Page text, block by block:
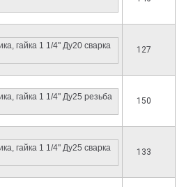
гайка 1 1/4" Ду20 сварка 127
гайка 1 1/4" Ду25 резьба 150
гайка 1 1/4" Ду25 сварка 133